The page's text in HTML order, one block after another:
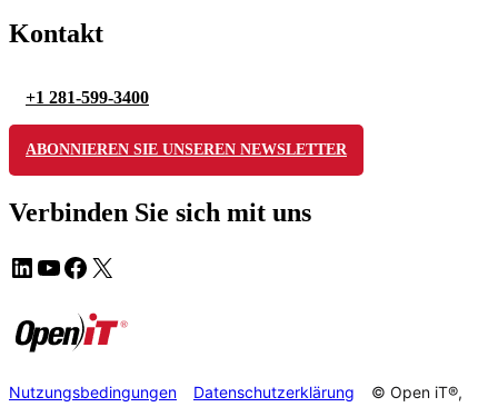
Kontakt
+1 281-599-3400
ABONNIEREN SIE UNSEREN NEWSLETTER
Verbinden Sie sich mit uns
Nutzungsbedingungen Datenschutzerklärung
© Open iT®,